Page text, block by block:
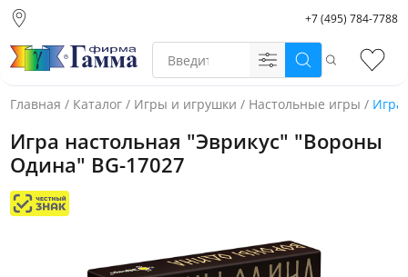
склад)
Санкт-Петербург
Екатеринбург
+7 (495) 784-7788
Поиск
Главная / Каталог / Игры и игрушки / Настольные игры / Игра
Игра настольная "Эврикус" "Вороны
Одина" BG-17027